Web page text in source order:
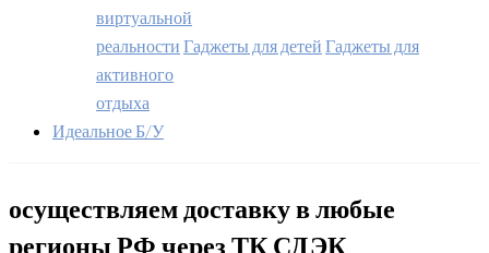
виртуальной
реальности Гаджеты для детей Гаджеты для
активного
отдыха
Идеальное Б/У
осуществляем доставку в любые
регионы РФ через ТК СДЭК